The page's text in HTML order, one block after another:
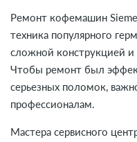
Ремонт кофемашин
техника популярного
сложной конструкцией
Чтобы ремонт был
серьезных поломок,
профессионалам.
Мастера сервисного